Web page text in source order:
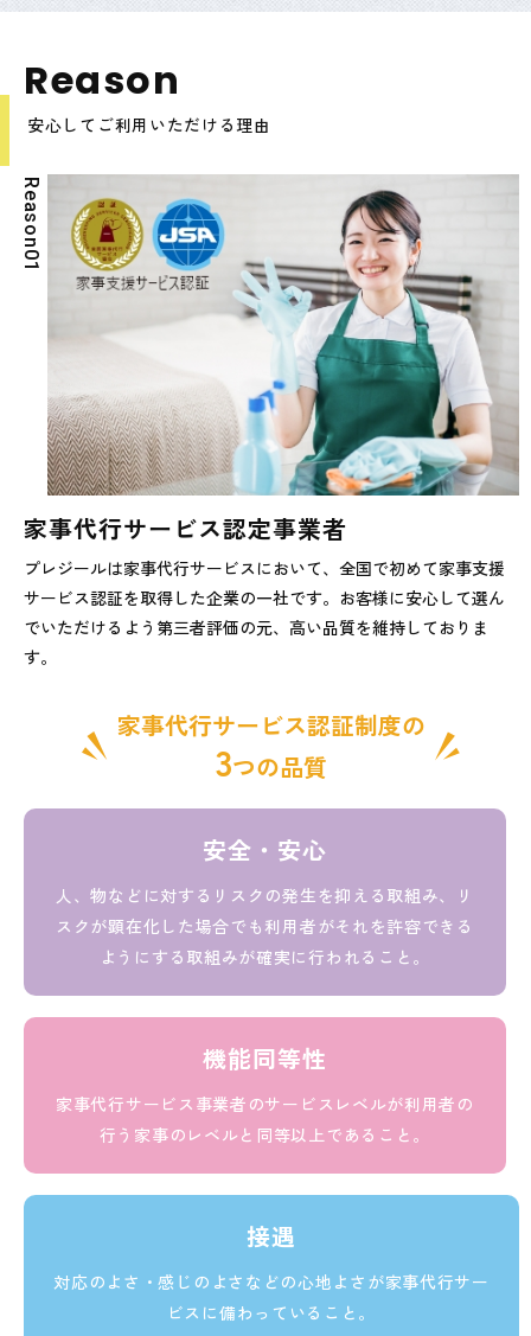
Reason
安心してご利用いただける理由
R
e
a
s
o
n
0
1
家事代行サービス認定事業者
プレジールは家事代行サービスにおいて、全国で初めて家事支援
サービス認証を取得した企業の一社です。お客様に安心して選ん
でいただけるよう第三者評価の元、高い品質を維持しておりま
す。
家事代行サービス認証制度の
3つの品質
安全・安心
人、物などに対するリスクの発生を抑える取組み、リ
スクが顕在化した場合でも利用者がそれを許容できる
ようにする取組みが確実に行われること。
機能同等性
家事代行サービス事業者のサービスレベルが利用者の
行う家事のレベルと同等以上であること。
接遇
対応のよさ・感じのよさなどの心地よさが家事代行サー
ビスに備わっていること。